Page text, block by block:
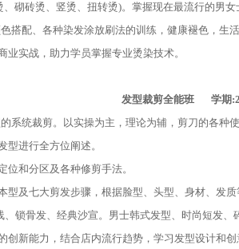
砌砖烫、竖烫、扭转烫)。掌握现在最流行的男
搭配、各种染发涂放刷法的训练，健康褪色，生
实战，助力学员掌握专业烫染技术。
发型裁剪全能班 学期:2
系统裁剪。以实操为主，理论为辅，剪刀的各
进行全方位阐述。
和分区及各种修剪手法。
型及七大剪发步骤，根据脸型、头型、身材、发
锁骨发、经典沙宣。男士韩式发型、时尚短发、
创新能力，结合店内流行趋势，学习发型设计和